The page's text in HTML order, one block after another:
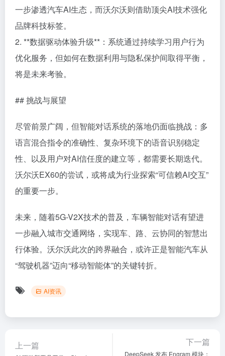
一步渗透汽车AI生态，而沃尔沃则借助顶尖AI技术强化
品牌科技标签。
2. **数据驱动体验升级**：系统通过持续学习用户行为
优化服务，但如何在数据利用与隐私保护间取得平衡，
将是未来考验。
## 挑战与展望
尽管前景广阔，但智能对话系统的落地仍面临挑战：多
语言混合指令的准确性、复杂环境下的语音识别稳定
性、以及用户对AI信任度的建立等，都需要长期迭代。
沃尔沃EX60的尝试，或将成为行业探索“可信赖AI交互”
的重要一步。
未来，随着5G-V2X技术的普及，车辆智能对话有望进
一步融入城市交通网络，实现车、路、云协同的智慧出
行体验。沃尔沃此次的跨界融合，或许正是智能汽车从
“驾驶机器”迈向“移动智能体”的关键转折。
AI资讯
上一篇 下一篇
DeepSeek 发布 Engram 模块：